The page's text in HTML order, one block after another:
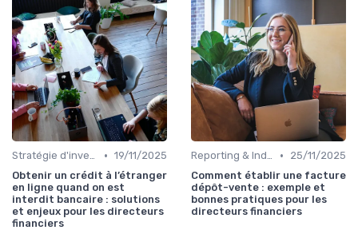
Stratégie d'investissement • 19/11/2025
Obtenir un crédit à l’étranger
en ligne quand on est
interdit bancaire : solutions
et enjeux pour les directeurs
financiers
Reporting & Indicateurs •
25/11/2025
Comment établir une facture
dépôt-vente : exemple et
bonnes pratiques pour les
directeurs financiers